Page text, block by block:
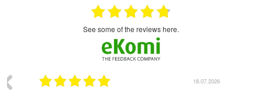
see some of the reviews here.
18.07.2026